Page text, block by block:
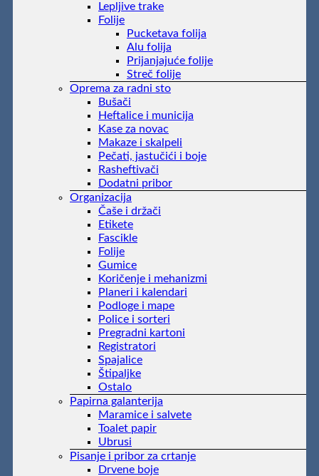
Lepljive trake
Folije
Pucketava folija
Alu folija
Prijanjajuće folije
Streč folije
Oprema za radni sto
Bušači
Heftalice i municija
Kase za novac
Makaze i skalpeli
Pečati, jastučići i boje
Rasheftivači
Dodatni pribor
Organizacija
Čaše i držači
Etikete
Fascikle
Folije
Gumice
Koričenje i mehanizmi
Planeri i kalendari
Podloge i mape
Police i sorteri
Pregradni kartoni
Registratori
Spajalice
Štipaljke
Ostalo
Papirna galanterija
Maramice i salvete
Toalet papir
Ubrusi
Pisanje i pribor za crtanje
Drvene boje